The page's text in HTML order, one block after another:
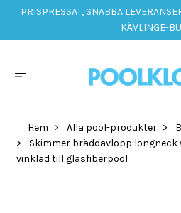
PRISPRESSAT, SNABBA
KÄVLINGE-
Hem Alla pool-produkter
Skimmer bräddavlopp longneck
vinklad till glasfiberpool